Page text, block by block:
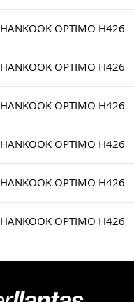
HANKOOK OPTIMO H426
HANKOOK OPTIMO H426
HANKOOK OPTIMO H426
HANKOOK OPTIMO H426
HANKOOK OPTIMO H426
HANKOOK OPTIMO H426